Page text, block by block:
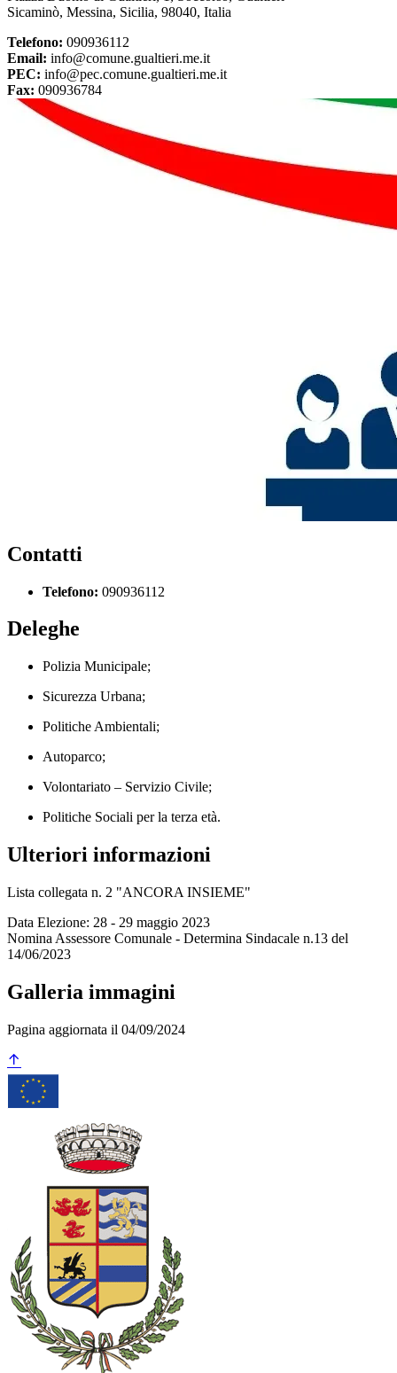
Sicaminò, Messina, Sicilia, 98040, Italia
Telefono: 090936112
Email: info@comune.gualtieri.me.it
PEC: info@pec.comune.gualtieri.me.it
Fax: 090936784
Contatti
Telefono: 090936112
Deleghe
Polizia Municipale;
Sicurezza Urbana;
Politiche Ambientali;
Autoparco;
Volontariato – Servizio Civile;
Politiche Sociali per la terza età.
Ulteriori informazioni
Lista collegata n. 2 "ANCORA INSIEME"
Data Elezione: 28 - 29 maggio 2023
Nomina Assessore Comunale - Determina Sindacale n.13 del
14/06/2023
Galleria immagini
Pagina aggiornata il 04/09/2024